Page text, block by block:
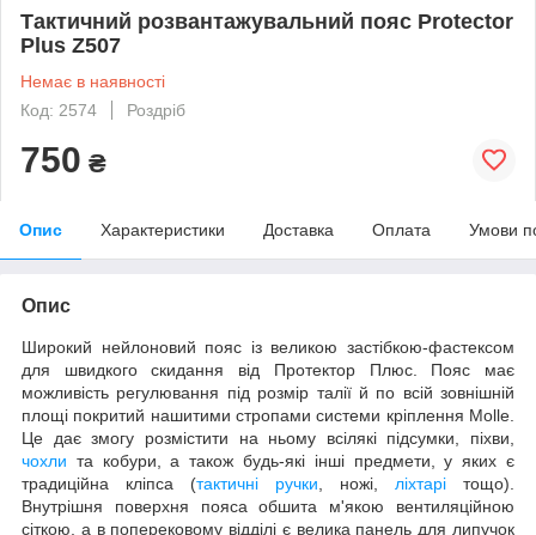
Тактичний розвантажувальний пояс Protector
Plus Z507
Немає в наявності
Код: 2574
Роздріб
750 ₴
Опис Характеристики Доставка Оплата Умови
Опис
Широкий нейлоновий пояс із великою застібкою-фастексом
для швидкого скидання від Протектор Плюс. Пояс має
можливість регулювання під розмір талії й по всій зовнішній
площі покритий нашитими стропами системи кріплення Molle.
Це дає змогу розмістити на ньому всілякі підсумки, піхви,
чохли та кобури, а також будь-які інші предмети, у яких є
традиційна кліпса (тактичні ручки , ножі, ліхтарі тощо).
Внутрішня поверхня пояса обшита м'якою вентиляційною
сіткою, а в поперековому відділі є велика панель для липучок